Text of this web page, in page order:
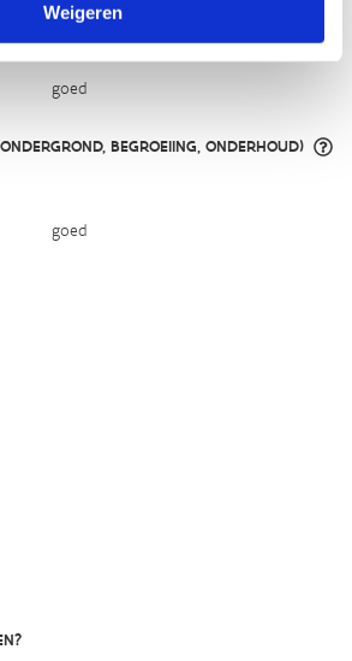
Weigeren
goed
BEGROEIING, ONDERHOUD)
goed